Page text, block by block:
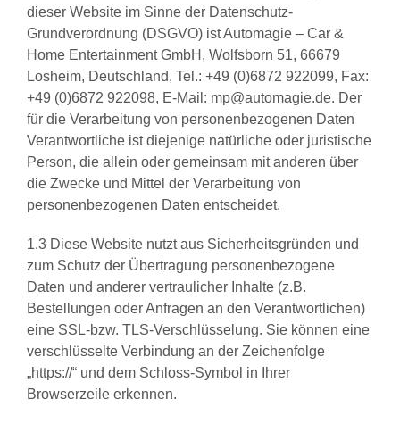
dieser Website im Sinne der Datenschutz-
Grundverordnung (DSGVO) ist Automagie – Car &
Home Entertainment GmbH, Wolfsborn 51, 66679
Losheim, Deutschland, Tel.: +49 (0)6872 922099, Fax:
+49 (0)6872 922098, E-Mail: mp@automagie.de. Der
für die Verarbeitung von personenbezogenen Daten
Verantwortliche ist diejenige natürliche oder juristische
Person, die allein oder gemeinsam mit anderen über
die Zwecke und Mittel der Verarbeitung von
personenbezogenen Daten entscheidet.
1.3 Diese Website nutzt aus Sicherheitsgründen und
zum Schutz der Übertragung personenbezogene
Daten und anderer vertraulicher Inhalte (z.B.
Bestellungen oder Anfragen an den Verantwortlichen)
eine SSL-bzw. TLS-Verschlüsselung. Sie können eine
verschlüsselte Verbindung an der Zeichenfolge
„https://“ und dem Schloss-Symbol in Ihrer
Browserzeile erkennen.